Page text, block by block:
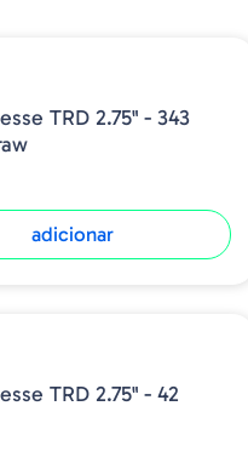
TRD 2.75" - 343
adicionar
TRD 2.75" - 42